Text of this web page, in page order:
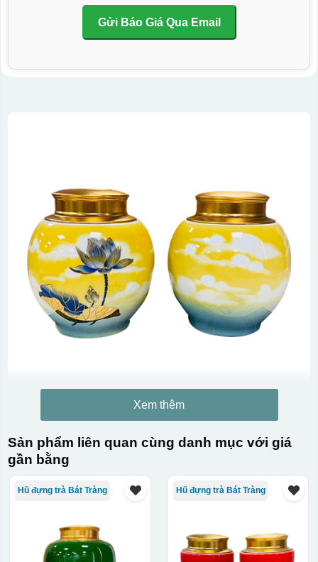
Gửi Báo Giá Qua Email
Xem thêm
Sản phẩm liên quan cùng danh mục với giá
gần bằng
Hũ đựng trà Bát Tràng Hũ đựng trà Bát Tràng